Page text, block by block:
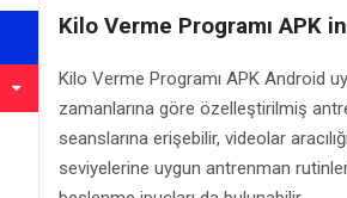
Kilo Verme Programı APK
Kilo Verme Programı APK Android
zamanlarına göre özelleştirilmiş
seanslarına erişebilir, videolar
seviyelerine uygun antrenman